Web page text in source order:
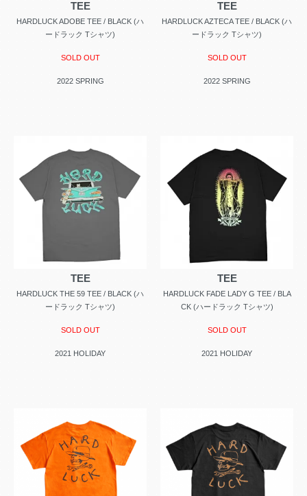
TEE
HARDLUCK ADOBE TEE / BLACK (ハ
ードラック Tシャツ)
SOLD OUT
2022 SPRING
TEE
HARDLUCK AZTECA TEE / BLACK (ハ
ードラック Tシャツ)
SOLD OUT
2022 SPRING
TEE
HARDLUCK THE 59 TEE / BLACK (ハ
ードラック Tシャツ)
SOLD OUT
2021 HOLIDAY
TEE
HARDLUCK FADE LADY G TEE / BLA
CK (ハードラック Tシャツ)
SOLD OUT
2021 HOLIDAY